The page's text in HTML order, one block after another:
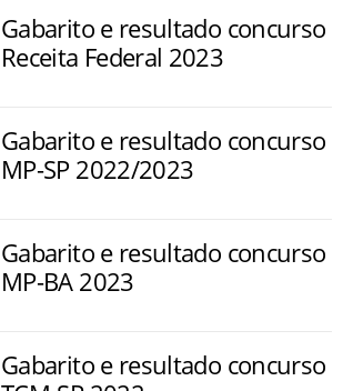
Gabarito e resultado concurso
Receita Federal 2023
Gabarito e resultado concurso
MP-SP 2022/2023
Gabarito e resultado concurso
MP-BA 2023
Gabarito e resultado concurso